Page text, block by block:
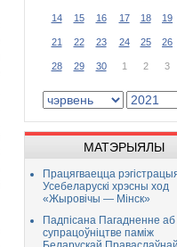
14 15 16 17 18 19
21 22 23 24 25 26
28 29 30 1 2 3
МАТЭРЫЯЛЫ
Працягваецца
Усебеларускі хрэсны ход
«Жыровічы — Мінск»
Падпісана Пагадненне аб
супрацоўніцтве паміж